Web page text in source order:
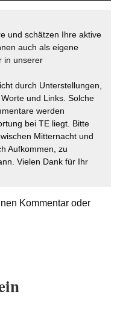
und schätzen Ihre aktive
auch als eigene
in unserer
durch Unterstellungen,
und Links. Solche
werden
bei TE liegt. Bitte
Mitternacht und
Aufkommen, zu
Vielen Dank für Ihr
Kommentar oder